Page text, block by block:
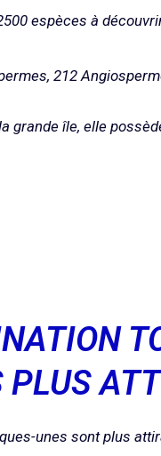
espèces à
212
grande île, elle
PLUS
unes sont plus